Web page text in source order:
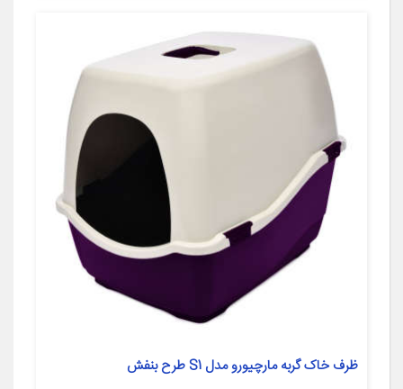
ظرف خاک گربه مارچیورو مدل S1 طرح بنفش